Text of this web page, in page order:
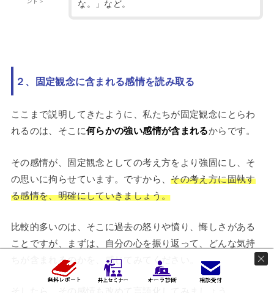
な。」など。
２、固定観念に含まれる感情を読み取る
ここまで説明してきたように、私たちが固定観念にとらわ
れるのは、そこに何らかの強い感情が含まれるからです。
その感情が、固定観念としての考え方をより強固にし、そ
の思いに拘らせています。ですから、その考え方に固執す
る感情を、明確にしていきましょう。
比較的多いのは、そこに過去の怒りや憤り、悔しさがある
ことですが、まずは、自分の心を振り返って、どんな気持
ちが含まれるのかを、感じてみてください。